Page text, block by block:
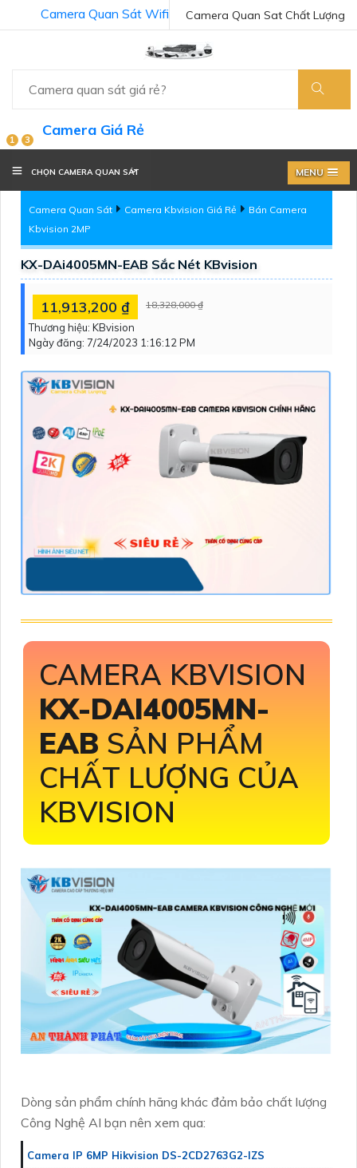
Camera Quan Sat Chất Lượng
Camera Quan Sát Wifi
1 3
Camera Giá Rẻ
CHỌN CAMERA QUAN SÁT MENU
Camera Quan Sát Camera Kbvision Giá Rẻ
Bán Camera
Kbvision 2MP
KX-DAi4005MN-EAB Sắc Nét KBvision
11,913,200 ₫ 18,328,000 ₫
Thương hiệu: KBvision
Ngày đăng: 7/24/2023 1:16:12 PM
CAMERA KBVISION
KX-DAI4005MN-
EAB SẢN PHẨM
CHẤT LƯỢNG CỦA
KBVISION
Dòng sản phẩm chính hãng khác đảm bảo chất lượng
Công Nghệ AI bạn nên xem qua:
Camera IP 6MP Hikvision DS-2CD2763G2-IZS